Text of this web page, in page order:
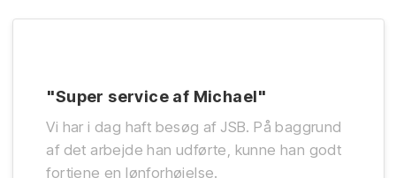
"Super service af Michael"
Vi har i dag haft besøg af JSB. På baggrund
af det arbejde han udførte, kunne han godt
fortjene en lønforhøjelse.